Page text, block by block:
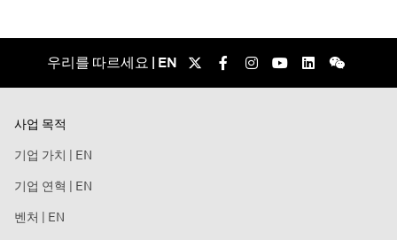
우리를 따르세요 | EN
사업 목적
기업 가치 | EN
기업 연혁 | EN
벤처 | EN